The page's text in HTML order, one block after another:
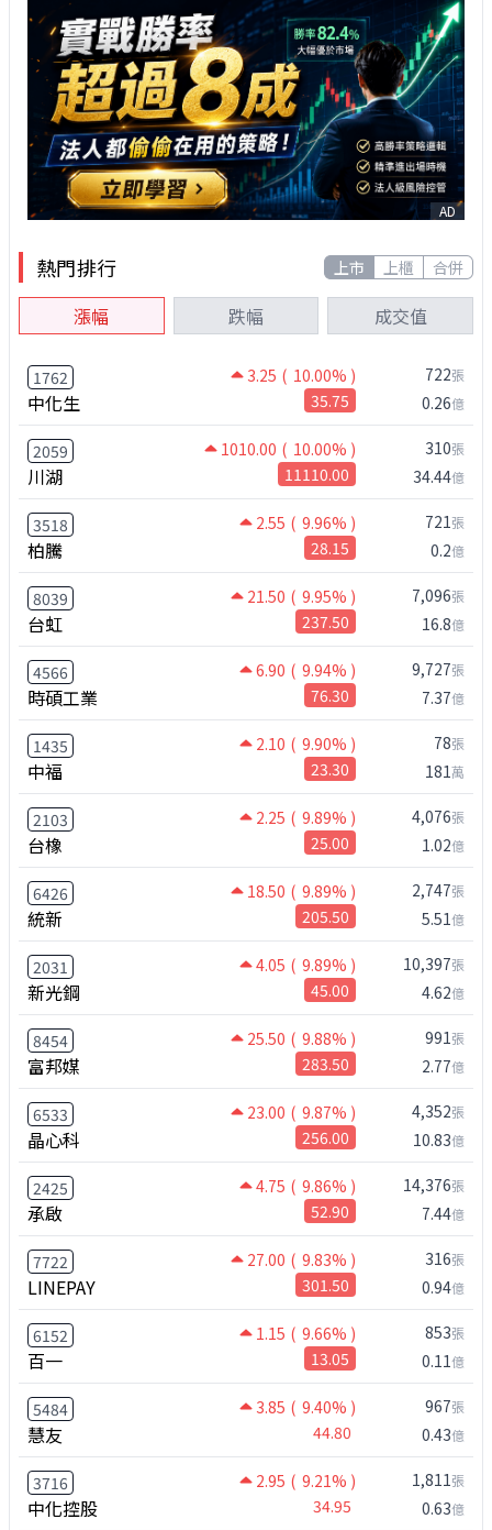
AD
熱門排行 上市 上櫃 合併
漲幅 跌幅 成交值
1762 3.25 ( 10.00% )
中化生 35.75
722張
0.26億
2059 1010.00 ( 10.00% )
川湖 11110.00
310張
34.44億
3518 2.55 ( 9.96% )
柏騰 28.15
721張
0.2億
8039 21.50 ( 9.95% )
台虹 237.50
7,096張
16.8億
4566 6.90 ( 9.94% )
時碩工業 76.30
9,727張
7.37億
1435 2.10 ( 9.90% )
中福 23.30
78張
181萬
2103 2.25 ( 9.89% )
台橡 25.00
4,076張
1.02億
6426 18.50 ( 9.89% )
統新 205.50
2,747張
5.51億
2031 4.05 ( 9.89% )
新光鋼 45.00
10,397張
4.62億
8454 25.50 ( 9.88% )
富邦媒 283.50
991張
2.77億
6533 23.00 ( 9.87% )
晶心科 256.00
4,352張
10.83億
2425 4.75 ( 9.86% )
承啟 52.90
14,376張
7.44億
7722 27.00 ( 9.83% )
LINEPAY 301.50
316張
0.94億
6152 1.15 ( 9.66% )
百一 13.05
853張
0.11億
5484 3.85 ( 9.40% )
慧友 44.80
967張
0.43億
3716 2.95 ( 9.21% )
中化控股 34.95
1,811張
0.63億